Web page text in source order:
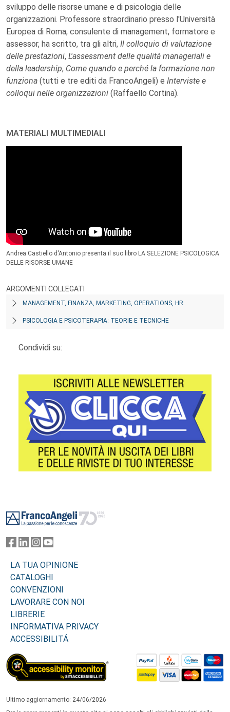
sviluppo delle risorse umane e di psicologia delle
organizzazioni. Professore straordinario presso l'Università
Europea di Roma, consulente di management, formatore e
assessor, ha scritto, tra gli altri, Il colloquio di valutazione
delle prestazioni, L'assessment delle qualità manageriali e
della leadership, Come quando e perché la formazione non
funziona (tutti e tre editi da FrancoAngeli) e Interviste e
colloqui nelle organizzazioni (Raffaello Cortina).
MATERIALI MULTIMEDIALI
Andrea Castiello d'Antonio presenta il suo libro LA SELEZIONE PSICOLOGICA
DELLE RISORSE UMANE
ARGOMENTI COLLEGATI
MANAGEMENT, FINANZA, MARKETING, OPERATIONS, HR
PSICOLOGIA E PSICOTERAPIA: TEORIE E TECNICHE
Condividi su:
LA TUA OPINIONE
CATALOGHI
CONVENZIONI
LAVORARE CON NOI
LIBRERIE
INFORMATIVA PRIVACY
ACCESSIBILITÁ
Ultimo aggiornamento: 24/06/2026